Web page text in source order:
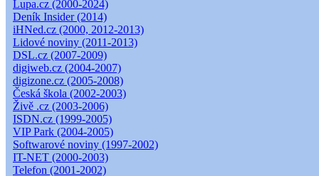
Lupa.cz (2000-2024)
Deník Insider (2014)
iHNed.cz (2000, 2012-2013)
Lidové noviny (2011-2013)
DSL.cz (2007-2009)
digiweb.cz (2004-2007)
digizone.cz (2005-2008)
Česká škola (2002-2003)
Živě .cz (2003-2006)
ISDN.cz (1999-2005)
VIP Park (2004-2005)
Softwarové noviny (1997-2002)
IT-NET (2000-2003)
Telefon (2001-2002)